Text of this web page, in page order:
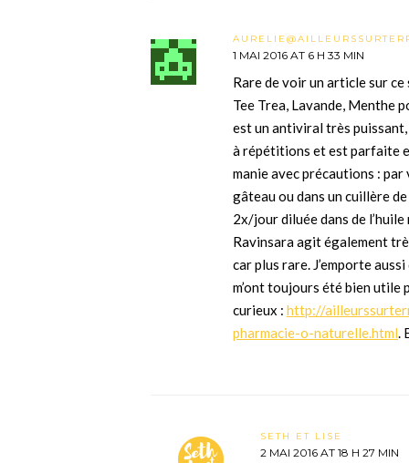
1 MAI 2016 AT 6 H 33 MIN
Rare de voir un article sur
Tee Trea, Lavande, Menthe
est un antiviral très puissant,
à répétitions et est parfaite
manie avec précautions :
gâteau ou dans un cuillère
2x/jour diluée dans de
Ravinsara agit également
car plus rare. J’emporte
m’ont toujours été bien utile
curieux : http://
pharmacie-o-naturelle.html.
SETH ET LISE
2 MAI 2016 AT 18 H 27 MIN